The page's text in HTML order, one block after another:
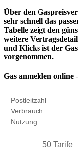
Über den
sehr schnell das
Tabelle zeigt den
weitere
und Klicks ist der
vorgenommen.
Gas anmelden